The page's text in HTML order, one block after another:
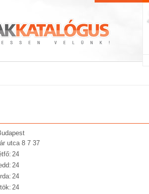
utca 8 7 37
24
24
24
24